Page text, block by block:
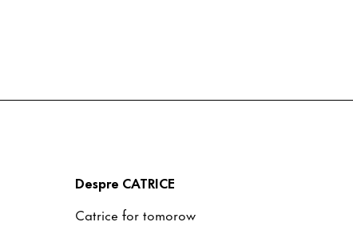
Despre CATRICE
Catrice for tomorow